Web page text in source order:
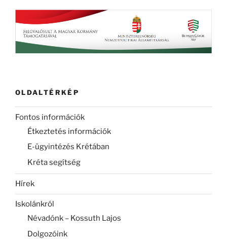
OLDALTÉRKÉP
Fontos információk
Étkeztetés információk
E-ügyintézés Krétában
Kréta segítség
Hírek
Iskolánkról
Névadónk – Kossuth Lajos
Dolgozóink